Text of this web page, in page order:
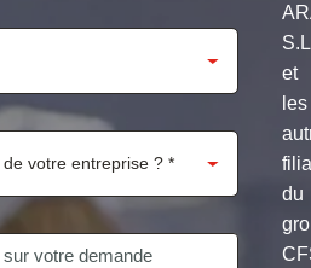
et
les
du